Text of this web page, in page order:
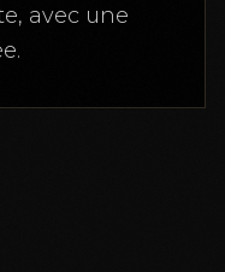
avec une